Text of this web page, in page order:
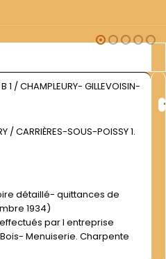
1 / CHAMPLEURY- GILLEVOISIN-
/ CARRIÈRES-SOUS-POISSY 1.
1934)
par l entreprise
Bois- Menuiserie. Charpente